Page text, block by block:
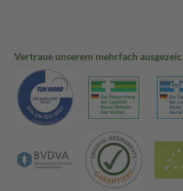
Vertraue unserem mehrfach